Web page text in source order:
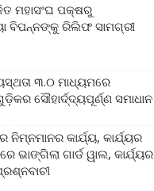
ମହାସଂଘ ପକ୍ଷରୁ
ବିପନ୍ନଙ୍କୁ ରିଲିଫ ସାମଗ୍ରୀ
୩.୦ ମାଧ୍ୟମରେ
ସୌହାର୍ଦ୍ଦ୍ୟପୂର୍ଣ୍ଣ ସମାଧାନ
କାର୍ଯ୍ୟ, କାର୍ଯ୍ୟର
ଭାଙ୍ଗିଲା ଗାର୍ଡ ୱାଲ, କାର୍ଯ୍ୟର